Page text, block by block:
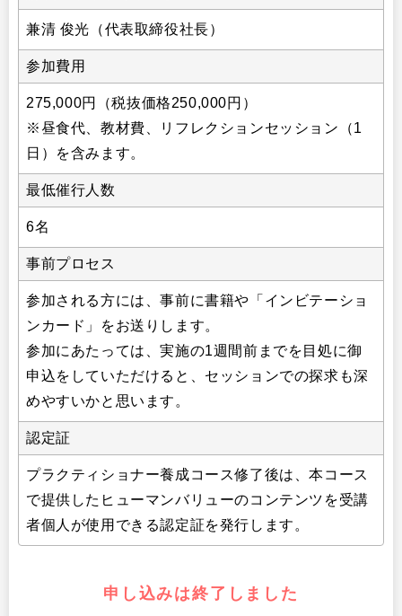
兼清 俊光（代表取締役社長）
参加費用
275,000円（税抜価格250,000円）
※昼食代、教材費、リフレクションセッション（1
日）を含みます。
最低催行人数
6名
事前プロセス
参加される方には、事前に書籍や「インビテーショ
ンカード」をお送りします。
参加にあたっては、実施の1週間前までを目処に御
申込をしていただけると、セッションでの探求も深
めやすいかと思います。
認定証
プラクティショナー養成コース修了後は、本コース
で提供したヒューマンバリューのコンテンツを受講
者個人が使用できる認定証を発行します。
申し込みは終了しました